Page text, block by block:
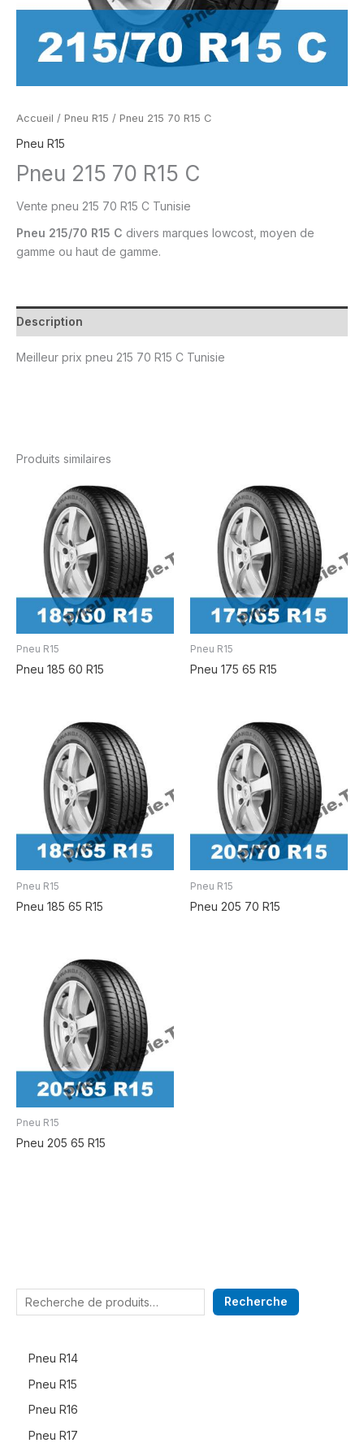
Recherche
Pneu R14
Pneu R15
Pneu R16
Pneu R17
Accueil / Pneu R15 / Pneu 215 70 R15 C
Pneu R15
Pneu 215 70 R15 C
Vente pneu 215 70 R15 C Tunisie
Pneu 215/70 R15 C divers marques lowcost, moyen de
gamme ou haut de gamme.
Description
Meilleur prix pneu 215 70 R15 C Tunisie
Produits similaires
Pneu R15
Pneu 185 60 R15
Pneu R15
Pneu 175 65 R15
Pneu R15
Pneu 185 65 R15
Pneu R15
Pneu 205 70 R15
Pneu R15
Pneu 205 65 R15